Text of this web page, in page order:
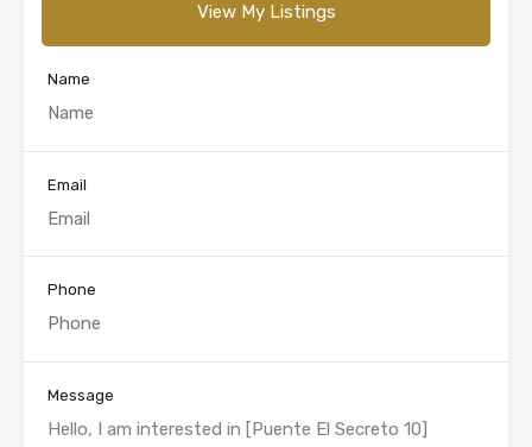
View My Listings
Name
Email
Phone
Message